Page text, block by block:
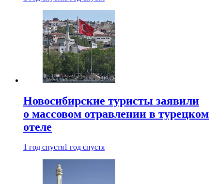
Новосибирские туристы заявили
о массовом отравлении в турецком
отеле
1 год спустя1 год спустя